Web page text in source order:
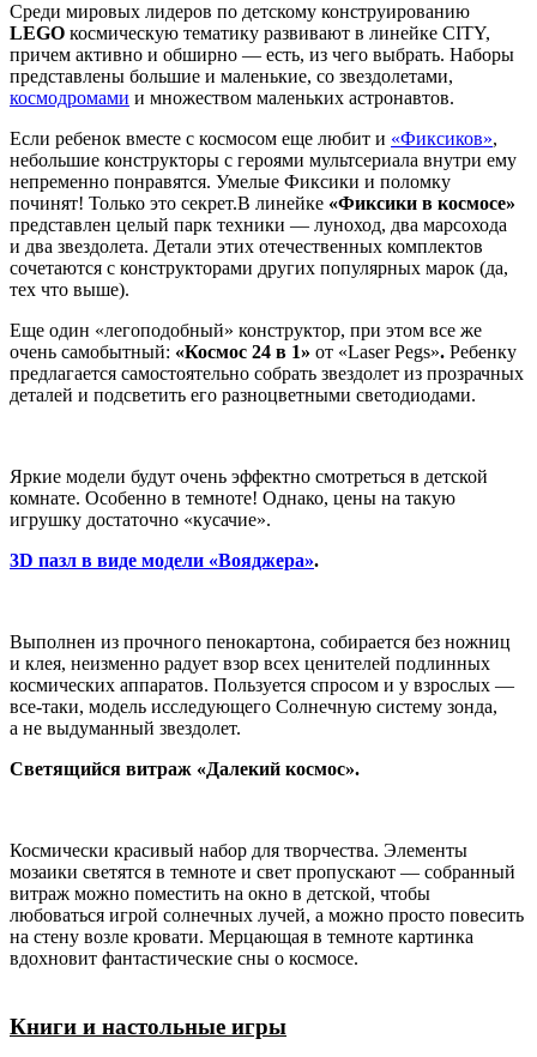
Среди мировых лидеров по детскому конструированию
LEGO космическую тематику развивают в линейке CITY,
причем активно и обширно — есть, из чего выбрать. Наборы
представлены большие и маленькие, со звездолетами,
космодромами и множеством маленьких астронавтов.
Если ребенок вместе с космосом еще любит и «Фиксиков»,
небольшие конструкторы с героями мультсериала внутри ему
непременно понравятся. Умелые Фиксики и поломку
починят! Только это секрет.В линейке «Фиксики в космосе»
представлен целый парк техники — луноход, два марсохода
и два звездолета. Детали этих отечественных комплектов
сочетаются с конструкторами других популярных марок (да,
тех что выше).
Еще один «легоподобный» конструктор, при этом все же
очень самобытный: «Космос 24 в 1» от «Laser Pegs». Ребенку
предлагается самостоятельно собрать звездолет из прозрачных
деталей и подсветить его разноцветными светодиодами.
Яркие модели будут очень эффектно смотреться в детской
комнате. Особенно в темноте! Однако, цены на такую
игрушку достаточно «кусачие».
3D пазл в виде модели «Вояджера».
Выполнен из прочного пенокартона, собирается без ножниц
и клея, неизменно радует взор всех ценителей подлинных
космических аппаратов. Пользуется спросом и у взрослых —
все-таки, модель исследующего Солнечную систему зонда,
а не выдуманный звездолет.
Светящийся витраж «Далекий космос».
Космически красивый набор для творчества. Элементы
мозаики светятся в темноте и свет пропускают — собранный
витраж можно поместить на окно в детской, чтобы
любоваться игрой солнечных лучей, а можно просто повесить
на стену возле кровати. Мерцающая в темноте картинка
вдохновит фантастические сны о космосе.
Книги и настольные игры